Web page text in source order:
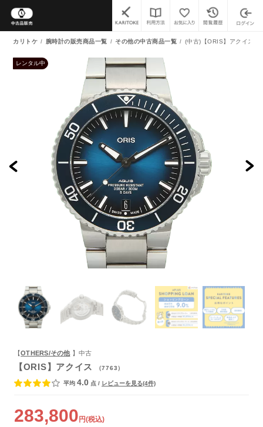
カリトケ 腕時計の販売商品一覧 その他の中古商品一覧 (中古)【ORIS】アクイス（
レンタル中
【OTHERS/その他】中古
【ORIS】アクイス （7763）
平均 4.0 点 / レビューを見る(4件)
283,800 円(税込)
よくあるご質問